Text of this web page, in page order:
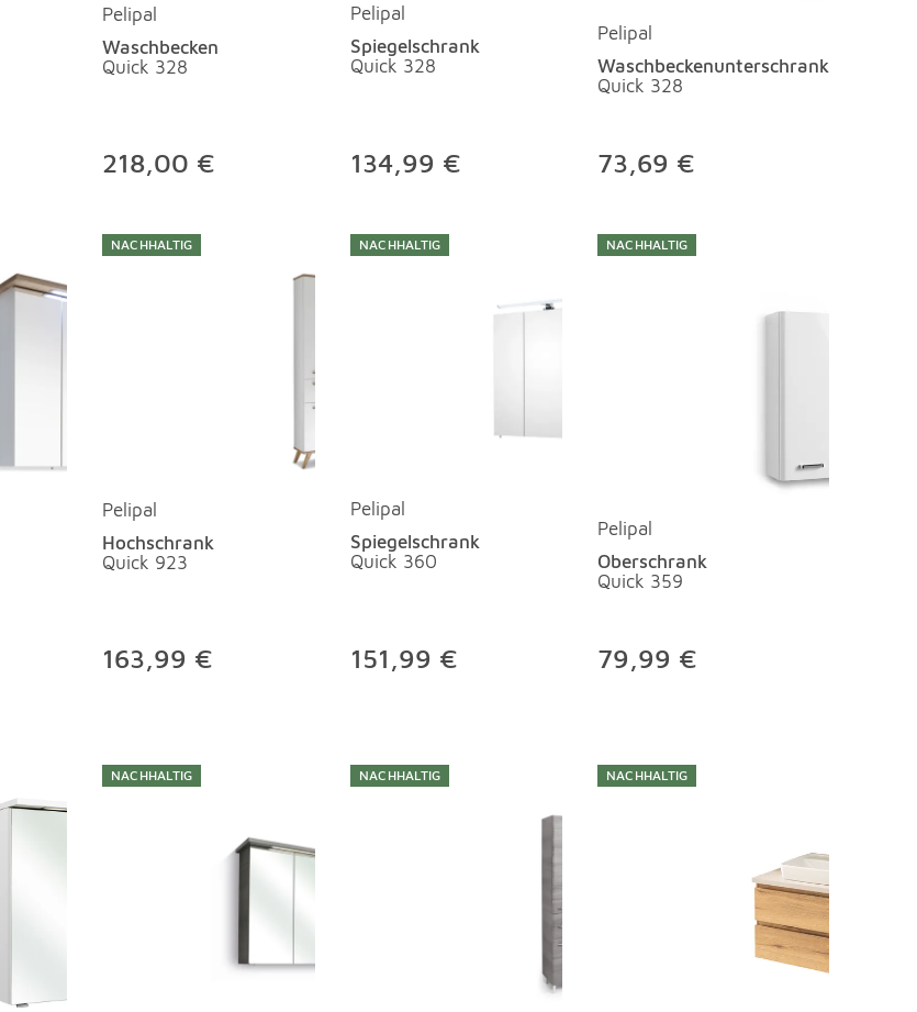
Pelipal
Waschbecken
Quick 328
218,00 €
Pelipal
Spiegelschrank
Quick 328
134,99 €
Pelipal
Waschbeckenunterschrank
Quick 328
73,69 €
NACHHALTIG
Pelipal
Hochschrank
Quick 923
163,99 €
NACHHALTIG
Pelipal
Spiegelschrank
Quick 360
151,99 €
NACHHALTIG
Pelipal
Oberschrank
Quick 359
79,99 €
NACHHALTIG NACHHALTIG NACHHALTIG